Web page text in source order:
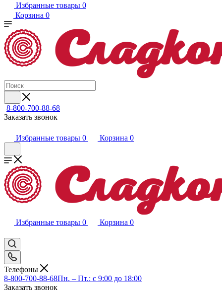
Избранные товары 0
Корзина 0
8-800-700-88-68
Заказать звонок
Избранные товары 0 Корзина 0
Избранные товары 0 Корзина 0
Телефоны
8-800-700-88-68Пн. – Пт.: с 9:00 до 18:00
Заказать звонок